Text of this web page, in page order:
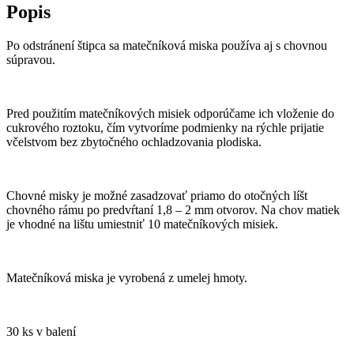
Popis
Po odstránení štipca sa matečníková miska používa aj s chovnou
súpravou.
Pred použitím matečníkových misiek odporúčame ich vloženie do
cukrového roztoku, čím vytvoríme podmienky na rýchle prijatie
včelstvom bez zbytočného ochladzovania plodiska.
Chovné misky je možné zasadzovať priamo do otočných líšt
chovného rámu po predvŕtaní 1,8 – 2 mm otvorov. Na chov matiek
je vhodné na lištu umiestniť 10 matečníkových misiek.
Matečníková miska je vyrobená z umelej hmoty.
30 ks v balení